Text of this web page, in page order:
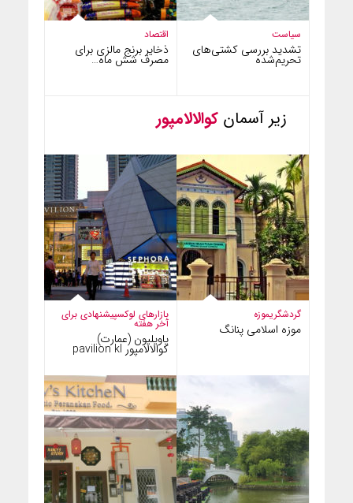
اقتصاد
ذخایر برنج مالزی برای
مصرف شش ماه…
سیاست
تشدید بررسی کشتی‌های
تحریم‌شده
زیر آسمان کوالالامپور
بازارهای لوکسپیشنهادی برای
آخر هفته
پاویلیون (عمارت)
کوالالامپور pavilion kl
گردشگریموزه
موزه اسلامی پنانگ